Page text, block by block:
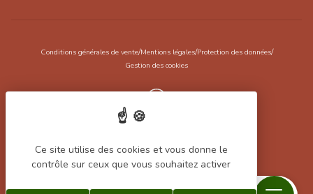
Conditions générales de vente/Mentions légales/Protection des données/
Gestion des cookies
Réalisation Koredge
Ce site utilise des cookies et vous donne le
contrôle sur ceux que vous souhaitez activer